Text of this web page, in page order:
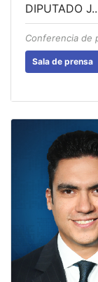
DIPUTADO
Conferencia de
Sala de prensa